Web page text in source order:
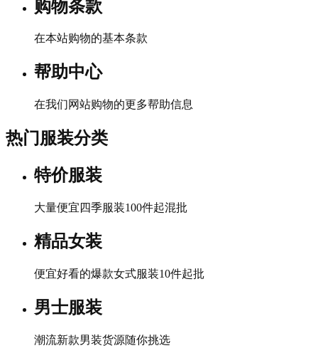
购物条款
在本站购物的基本条款
帮助中心
在我们网站购物的更多帮助信息
热门服装分类
特价服装
大量便宜四季服装100件起混批
精品女装
便宜好看的爆款女式服装10件起批
男士服装
潮流新款男装货源随你挑选